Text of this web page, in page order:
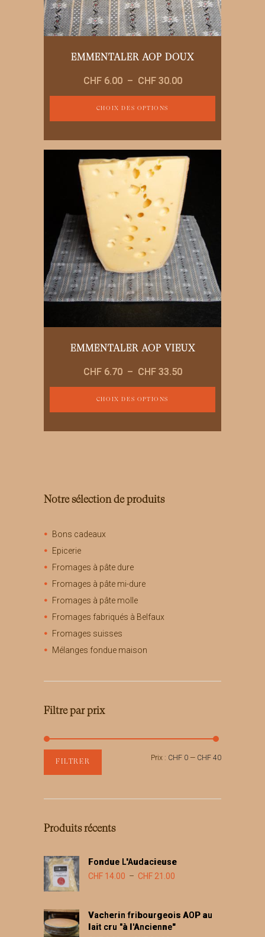
produit
EMMENTALER AOP DOUX
CHF6.00 – CHF30.00Plage
CHF 30.00
CHOIX DES OPTIONS
produit
a
plusieurs
variations.
Les
options
peuvent
être
choisies
sur
page
du
produit
EMMENTALER AOP VIEUX
CHF6.70 – CHF33.50Plage
CHF 33.50
CHOIX DES OPTIONS
produit
options
peuvent
page
du
Notre sélection de produits
Bons cadeaux
Epicerie
Fromages à pâte dure
Fromages à pâte mi-dure
Fromages à pâte molle
Fromages fabriqués à Belfaux
Fromages suisses
Mélanges fondue maison
Filtre par prix
Prix
Prix
FILTRER Prix : CHF 0 — CHF 40
Produits récents
Fondue L'Audacieuse
CHF 14.00 – CHF 21.00
CHF 14.00
Vacherin fribourgeois AOP au
lait cru "à l'Ancienne"